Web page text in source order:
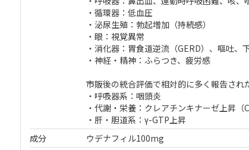
・循環器：低血圧
・泌尿生殖：勃起増加（持続感）
・眼：視覚異常
・消化器：胃食道逆流（GERD）、嘔吐、
・神経・精神：ふらつき、疲労感
市販後の統合評価で相対的に多く報告され
・呼吸器系：咽頭炎
・代謝・栄養：クレアチンキナーゼ上昇（
・肝・胆道系：γ-GTP上昇
成分
ウデナフィル100mg